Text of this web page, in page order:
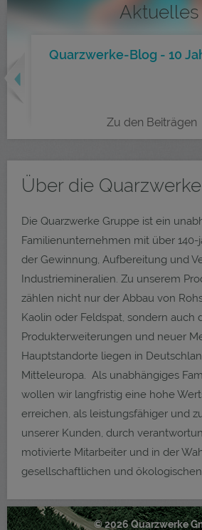
Aktuelles
Zu den Beiträgen
Quarzwerke-Blog - 10
Über die
Die Quarzwerke Gruppe ist ein
Familienunternehmen mit über 140-
der Gewinnung, Aufbereitung und
Industriemineralien. Zu unserem
zählen nicht nur der Abbau von
Kaolin oder Feldspat, sondern auch
Produkterweiterungen und neuer
Hauptstandorte liegen in
Mitteleuropa. Als unabhängiges
wollen wir langfristig eine hohe
erreichen, als leistungsfähiger und
unserer Kunden, durch
motivierte Mitarbeiter und in der
gesellschaftlichen und
© 2026 Quarzwerke